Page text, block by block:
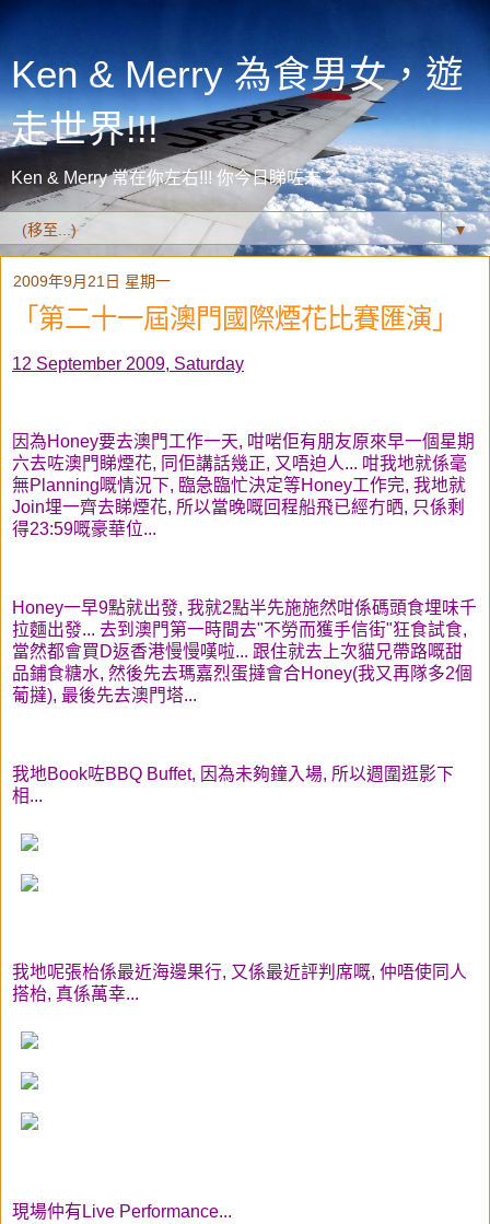
Ken & Merry 為食男女，遊
走世界!!!
Ken & Merry 常在你左右!!! 你今日睇咗未？
▼
2009年9月21日 星期一
「第二十一屆澳門國際煙花比賽匯演」
12 September 2009, Saturday
因為Honey要去澳門工作一天, 咁啱佢有朋友原來早一個星期
六去咗澳門睇煙花, 同佢講話幾正, 又唔迫人... 咁我地就係毫
無Planning嘅情況下, 臨急臨忙決定等Honey工作完, 我地就
Join埋一齊去睇煙花, 所以當晚嘅回程船飛已經冇晒, 只係剩
得23:59嘅豪華位...
Honey一早9點就出發, 我就2點半先施施然咁係碼頭食埋味千
拉麵出發... 去到澳門第一時間去"不勞而獲手信街"狂食試食,
當然都會買D返香港慢慢嘆啦... 跟住就去上次貓兄帶路嘅甜
品鋪食糖水, 然後先去瑪嘉烈蛋撻會合Honey(我又再隊多2個
葡撻), 最後先去澳門塔...
我地Book咗BBQ Buffet, 因為未夠鐘入場, 所以週圍逛影下
相...
我地呢張枱係最近海邊果行, 又係最近評判席嘅, 仲唔使同人
搭枱, 真係萬幸...
現場仲有Live Performance...